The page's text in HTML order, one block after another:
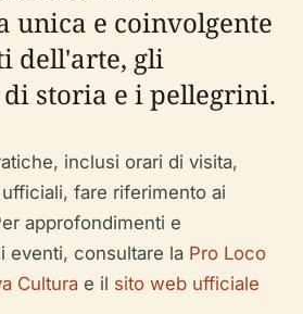
unica e coinvolgente
dell'arte, gli
storia e i pellegrini.
inclusi orari di visita,
fare riferimento ai
approfondimenti e
eventi, consultare la Pro Loco
Cultura e il sito web ufficiale